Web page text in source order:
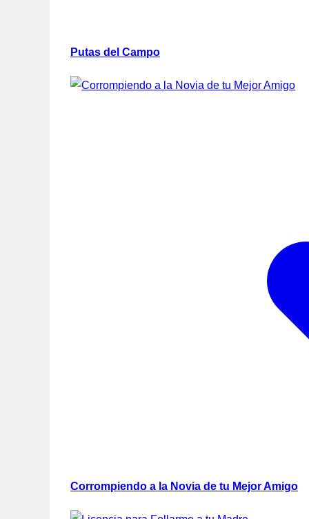
Putas del Campo
Corrompiendo a la Novia de tu Mejor Amigo